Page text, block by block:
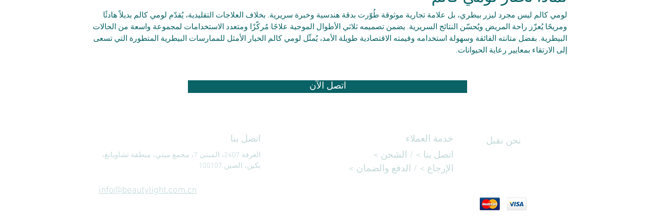
لومي كالم ليس مجرد ليزر بيطري، بل علامة تجارية موثوقة طُوّرت بدقة هندسية وخبرة سريرية. بخلاف العلاجات التقليدية، يُقدّم لومي كالم بديلاً هادئًا
ومريحًا يُعزّز راحة المريض ويُحسّن النتائج السريرية. يضمن تصميمه ثلاثي الأطوال الموجية علاجًا مُركّزًا ومتعدد الاستخدامات لمجموعة واسعة من الحالات
البيطرية. بفضل متانته الفائقة وسهولة استخدامه وقيمته الاقتصادية طويلة الأمد، يُمثّل لومي كالم الخيار الأمثل للممارسات البيطرية المتطورة التي تسعى
إلى الارتقاء بمعايير رعاية الحيوانات.
اتصل الآن
اتصل بنا
الغرفة 2407، المبنى 7، مجمع ميتي، منطقة تشاويانغ،
بكين، الصين 100107
info@beautylight.com.cn
خدمة العملاء
اتصل بنا > / الشحن >
الإرجاع > / الدفع والضمان >
نحن نقبل